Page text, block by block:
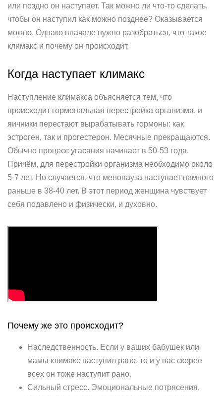
или поздно он наступает. Так можно ли что-то сделать,
чтобы он наступил как можно позднее? Оказывается
можно. Однако вначале нужно разобраться, что такое
климакс и почему он происходит.
Когда наступает климакс
Наступление климакса объясняется тем, что
происходит гормональная перестройка организма, и
яичники перестают вырабатывать гормоны: как
эстроген, так и прогестерон. Месячные прекращаются.
Обычно процесс угасания начинает в 50-53 года.
Причём, для перестройки организма необходимо около
5-7 лет. Но случается, что менопауза наступает намного
раньше в 38-40 лет. В этот период женщина чувствует
себя подавлено и физически, и духовно.
Почему же это происходит?
Наследственность. Если у ваших бабушек или
мамы климакс наступил рано, то и у вас скорее
всех он тоже наступит рано.
Сильный стресс. Эмоциональные потрясения,